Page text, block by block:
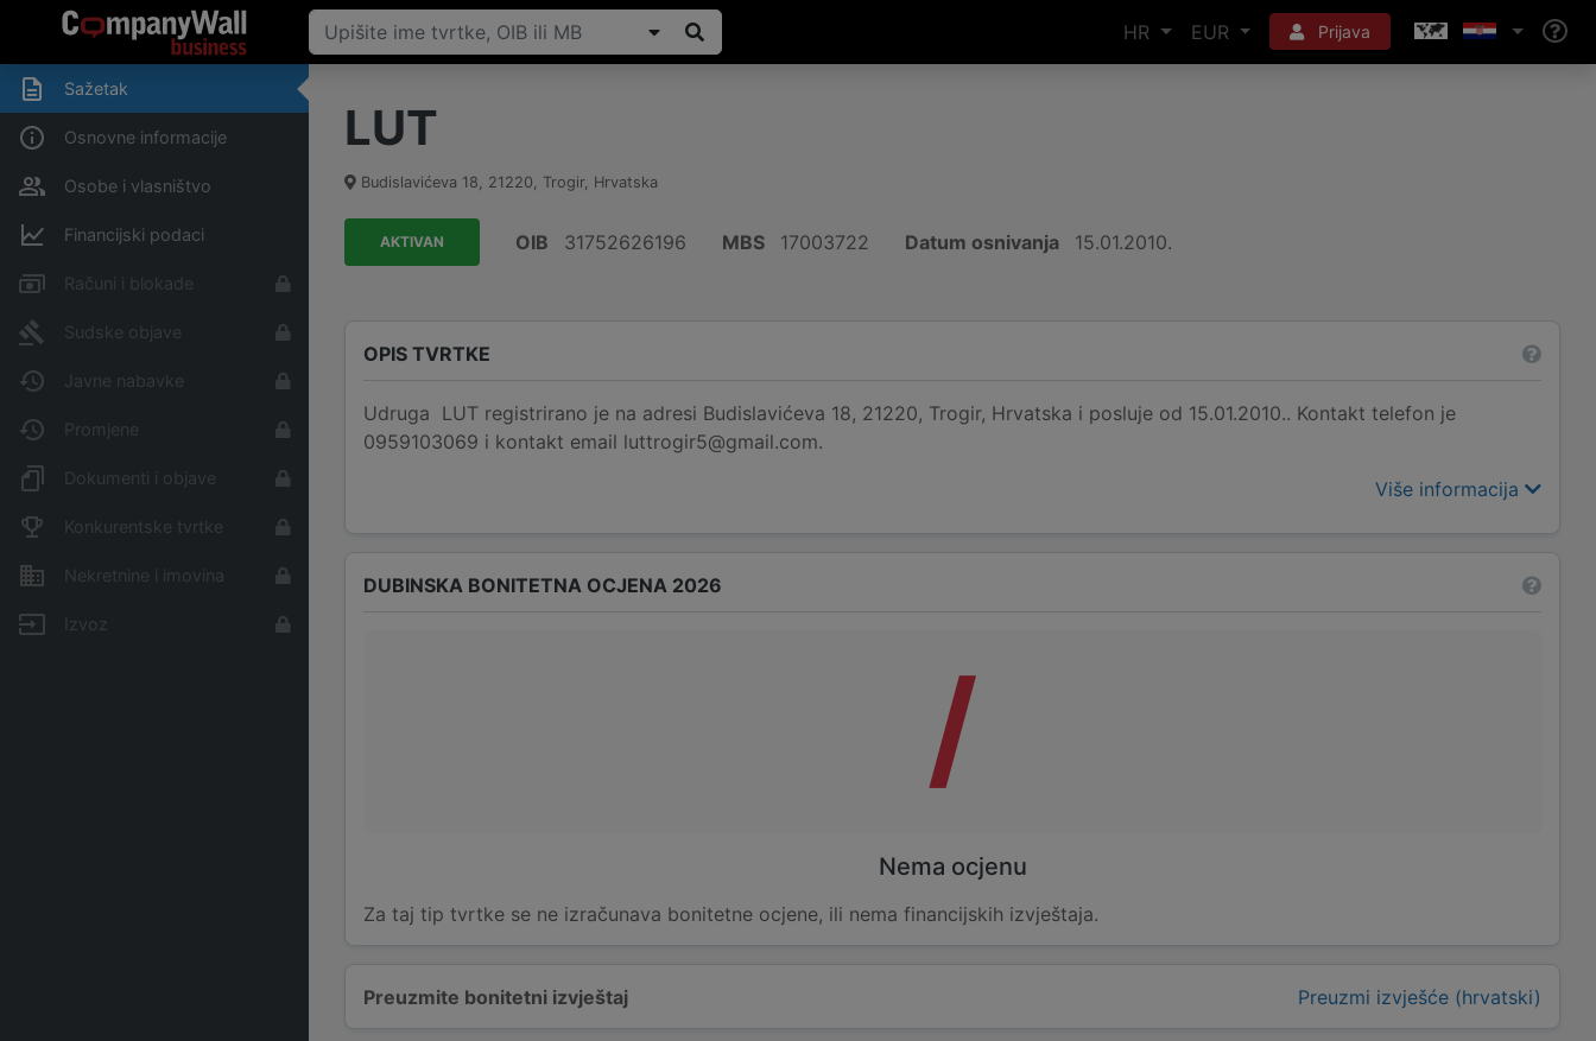
HR EUR Prijava
Sažetak
Osnovne informacije
Osobe i vlasništvo
Financijski podaci
Računi i blokade
Sudske objave
Javne nabavke
Promjene
Dokumenti i objave
Konkurentske tvrtke
Nekretnine i imovina
Izvoz
LUT
Budislavićeva 18, 21220, Trogir, Hrvatska
AKTIVAN OIB 31752626196 MBS 17003722 Datum osnivanja 15.01.2010.
OPIS TVRTKE
Udruga LUT registrirano je na adresi Budislavićeva 18, 21220, Trogir, Hrvatska i posluje od 15.01.2010.. Kontakt telefon je
0959103069 i kontakt email luttrogir5@gmail.com.
Više informacija
Preuzmite bonitetni izvještaj Preuzmi izvješće (hrvatski)
DUBINSKA BONITETNA OCJENA 2026
/
Nema ocjenu
Za taj tip tvrtke se ne izračunava bonitetne ocjene, ili nema financijskih izvještaja.